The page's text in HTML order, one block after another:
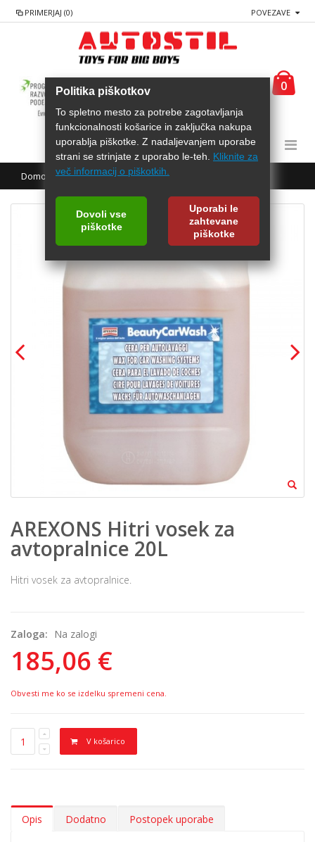
Politika piškotkov
To spletno mesto za potrebe zagotavljanja
funkcionalnosti košarice in zaključka nakupa
uporablja piškotke. Z nadaljevanjem uporabe
strani se strinjate z uporabo le-teh. Kliknite za
več informacij o piškotkih.
Dovoli vse
piškotke
Uporabi le
zahtevane
piškotke
PRIMERJAJ (0) POVEZAVE
0
Domov AREXONS Hitri vosek za avtopralnice 20L
AREXONS Hitri vosek za
avtopralnice 20L
Hitri vosek za avtopralnice.
Zaloga: Na zalogi
185,06 €
Obvesti me ko se izdelku spremeni cena.
V košarico
Opis Dodatno Postopek uporabe